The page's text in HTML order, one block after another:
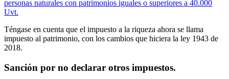
personas naturales con patrimonios iguales o superiores a 40.000
Uvt.
Téngase en cuenta que el impuesto a la riqueza ahora se llama
impuesto al patrimonio, con los cambios que hiciera la ley 1943 de
2018.
Sanción por no declarar otros impuestos.